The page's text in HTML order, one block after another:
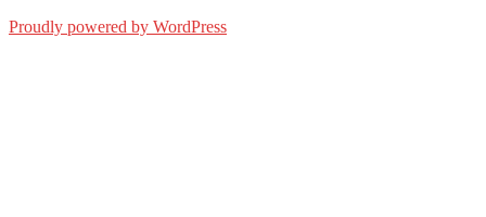
Proudly powered by WordPress